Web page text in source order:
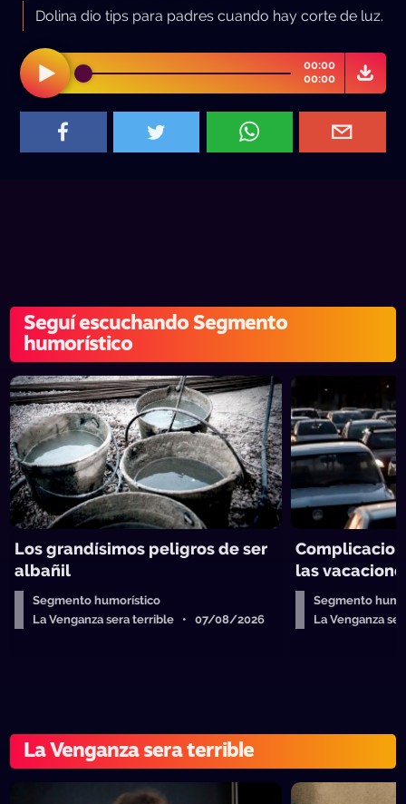
Dolina dio tips para padres cuando hay corte de luz.
00:00
00:00
Seguí escuchando Segmento
humorístico
Los grandísimos peligros de ser
albañil
Segmento humorístico
La Venganza sera terrible • 07/08/2026
las
Segmento
La Venganza
La Venganza sera terrible